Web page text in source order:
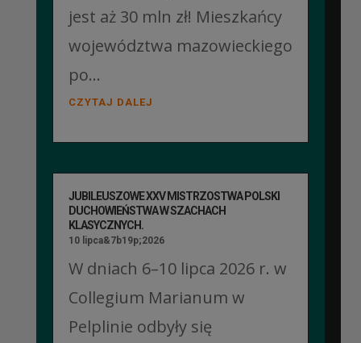
jest aż 30 mln zł! Mieszkańcy
województwa mazowieckiego
po...
CZYTAJ DALEJ
JUBILEUSZOWE XXV MISTRZOSTWA POLSKI
DUCHOWIEŃSTWA W SZACHACH
KLASYCZNYCH.
10 lipca&7b19p;2026
W dniach 6–10 lipca 2026 r. w
Collegium Marianum w
Pelplinie odbyły się